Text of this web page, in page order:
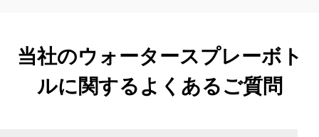
当社のウォータースプレーボト
ルに関するよくあるご質問